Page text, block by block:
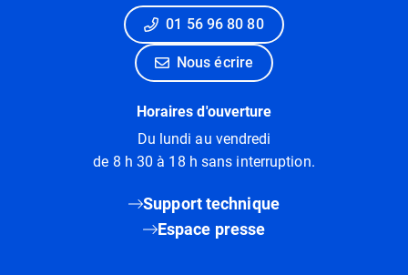
01 56 96 80 80
Nous écrire
Horaires d'ouverture
Du lundi au vendredi
de 8 h 30 à 18 h sans interruption.
Support technique
Espace presse